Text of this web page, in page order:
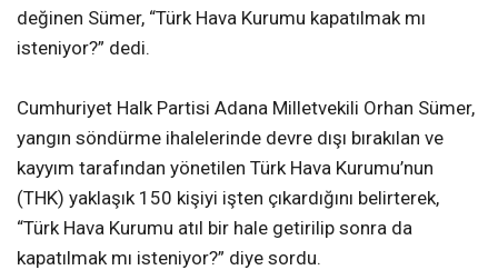
değinen Sümer, “Türk Hava Kurumu kapatılmak mı
isteniyor?” dedi.
Cumhuriyet Halk Partisi Adana Milletvekili Orhan Sümer,
yangın söndürme ihalelerinde devre dışı bırakılan ve
kayyım tarafından yönetilen Türk Hava Kurumu’nun
(THK) yaklaşık 150 kişiyi işten çıkardığını belirterek,
“Türk Hava Kurumu atıl bir hale getirilip sonra da
kapatılmak mı isteniyor?” diye sordu.